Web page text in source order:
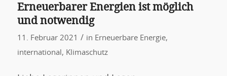
Erneuerbarer Energien ist möglich
und notwendig
11. Februar 2021 / in Erneuerbare Energie,
international , Klimaschutz